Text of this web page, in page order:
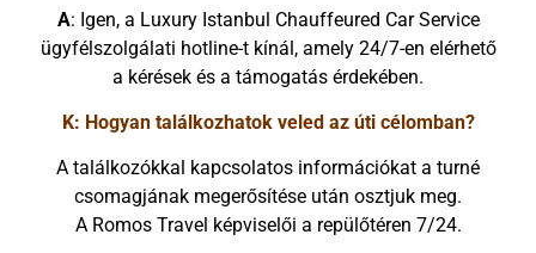
A: Igen, a Luxury Istanbul Chauffeured Car Service
ügyfélszolgálati hotline-t kínál, amely 24/7-en elérhető
a kérések és a támogatás érdekében.
K: Hogyan találkozhatok veled az úti célomban?
A találkozókkal kapcsolatos információkat a turné
csomagjának megerősítése után osztjuk meg.
A Romos Travel képviselői a repülőtéren 7/24.